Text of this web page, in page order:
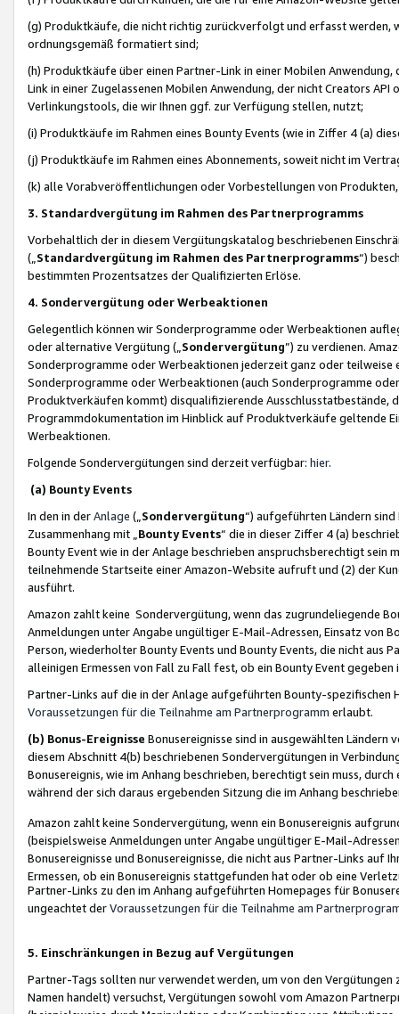
(g) Produktkäufe, die nicht richtig zurückverfolgt und erfasst werden,
ordnungsgemäß formatiert sind;
(h) Produktkäufe über einen Partner-Link in einer Mobilen
Link in einer Zugelassenen Mobilen Anwendung, der nicht Creators
Verlinkungstools, die wir Ihnen ggf. zur Verfügung stellen, nutzt;
(i) Produktkäufe im Rahmen eines Bounty Events (wie in Ziffer 4 (a)
(j) Produktkäufe im Rahmen eines Abonnements, soweit nicht im
(k) alle Vorabveröffentlichungen oder Vorbestellungen von
3. Standardvergütung im Rahmen des Partnerprogramms
Vorbehaltlich der in diesem Vergütungskatalog beschriebenen
(„ Standardvergütung im Rahmen des Partnerprogramms“)
bestimmten Prozentsatzes der Qualifizierten Erlöse.
4. Sondervergütung oder Werbeaktionen
Gelegentlich können wir Sonderprogramme oder Werbeaktionen
oder alternative Vergütung („ Sondervergütung”) zu verdienen.
Sonderprogramme oder Werbeaktionen jederzeit ganz oder
Sonderprogramme oder Werbeaktionen (auch Sonderprogramme
Produktverkäufen kommt) disqualifizierende Ausschlusstatbestände,
Programmdokumentation im Hinblick auf Produktverkäufe geltende
Werbeaktionen.
Folgende Sondervergütungen sind derzeit verfügbar: hier.
(a) Bounty Events
In den in derAnlage („ Sondervergütung“) aufgeführten Ländern
Zusammenhang mit „ Bounty Events“ die in dieser Ziffer 4 (a)
Bounty Event wie in der Anlage beschrieben anspruchsberechtigt sein
teilnehmende Startseite einer Amazon-Website aufruft und (2) der
ausführt.
Amazon zahlt keine Sondervergütung, wenn das zugrundeliegende
Anmeldungen unter Angabe ungültiger E-Mail-Adressen, Einsatz von
Person, wiederholter Bounty Events und Bounty Events, die nicht
alleinigen Ermessen von Fall zu Fall fest, ob ein Bounty Event
Partner-Links auf die in der Anlage aufgeführten Bounty-spezifischen
Voraussetzungen für die Teilnahme am Partnerprogramm erlaubt.
(b) Bonus-Ereignisse Bonusereignisse sind in ausgewählten Ländern
diesem Abschnitt 4(b) beschriebenen Sondervergütungen in
Bonusereignis, wie im Anhang beschrieben, berechtigt sein muss,
während der sich daraus ergebenden Sitzung die im Anhang
Amazon zahlt keine Sondervergütung, wenn ein Bonusereignis
(beispielsweise Anmeldungen unter Angabe ungültiger E-Mail-
Bonusereignisse und Bonusereignisse, die nicht aus Partner-Links auf
Ermessen, ob ein Bonusereignis stattgefunden hat oder ob eine
Partner-Links zu den im Anhang aufgeführten Homepages für
ungeachtet derVoraussetzungen für die Teilnahme am
5. Einschränkungen in Bezug auf Vergütungen
Partner-Tags sollten nur verwendet werden, um von den
Namen handelt) versuchst, Vergütungen sowohl vom Amazon